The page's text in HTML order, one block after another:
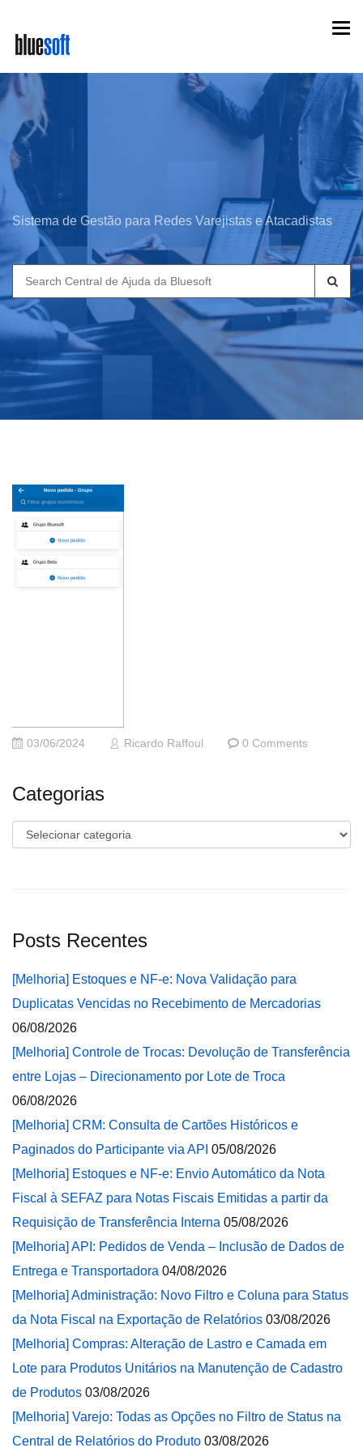
main
content
Sistema de Gestão para Redes Varejistas e Atacadistas
Search
for:
03/06/2024 Ricardo Raffoul 0 Comments
Categorias
Categorias
Posts Recentes
[Melhoria] Estoques e NF-e: Nova Validação para
Duplicatas Vencidas no Recebimento de Mercadorias
06/08/2026
[Melhoria] Controle de Trocas: Devolução de Transferência
entre Lojas – Direcionamento por Lote de Troca
06/08/2026
[Melhoria] CRM: Consulta de Cartões Históricos e
Paginados do Participante via API 05/08/2026
[Melhoria] Estoques e NF-e: Envio Automático da Nota
Fiscal à SEFAZ para Notas Fiscais Emitidas a partir da
Requisição de Transferência Interna 05/08/2026
[Melhoria] API: Pedidos de Venda – Inclusão de Dados de
Entrega e Transportadora 04/08/2026
[Melhoria] Administração: Novo Filtro e Coluna para Status
da Nota Fiscal na Exportação de Relatórios 03/08/2026
[Melhoria] Compras: Alteração de Lastro e Camada em
Lote para Produtos Unitários na Manutenção de Cadastro
de Produtos 03/08/2026
[Melhoria] Varejo: Todas as Opções no Filtro de Status na
Central de Relatórios do Produto 03/08/2026